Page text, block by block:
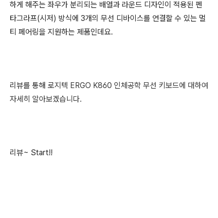
하게 해주는 좌우가 분리되는 배열과 라운드 디자인이 적용된 펜
타그라프(시저) 방식에 3개의 무선 디바이스를 연결할 수 있는 멀
티 페어링을 지원하는 제품인데요.
리뷰를 통해 로지텍 ERGO K860 인체공학 무선 키보드에 대하여
자세히 알아보겠습니다.
리뷰~ Start!!